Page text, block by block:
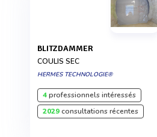
BLITZDAMMER
COULIS SEC
HERMES TECHNOLOGIE®
4professionnels intéressés
2029consultations récentes